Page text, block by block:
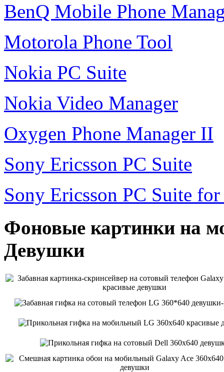
BenQ Mobile Phone
Motorola Phone Tool
Nokia PC Suite
Nokia Video Manager
Oxygen Phone Manager II
Sony Ericsson PC Suite
Sony Ericsson PC Suite
Фоновые картинки на
Девушки